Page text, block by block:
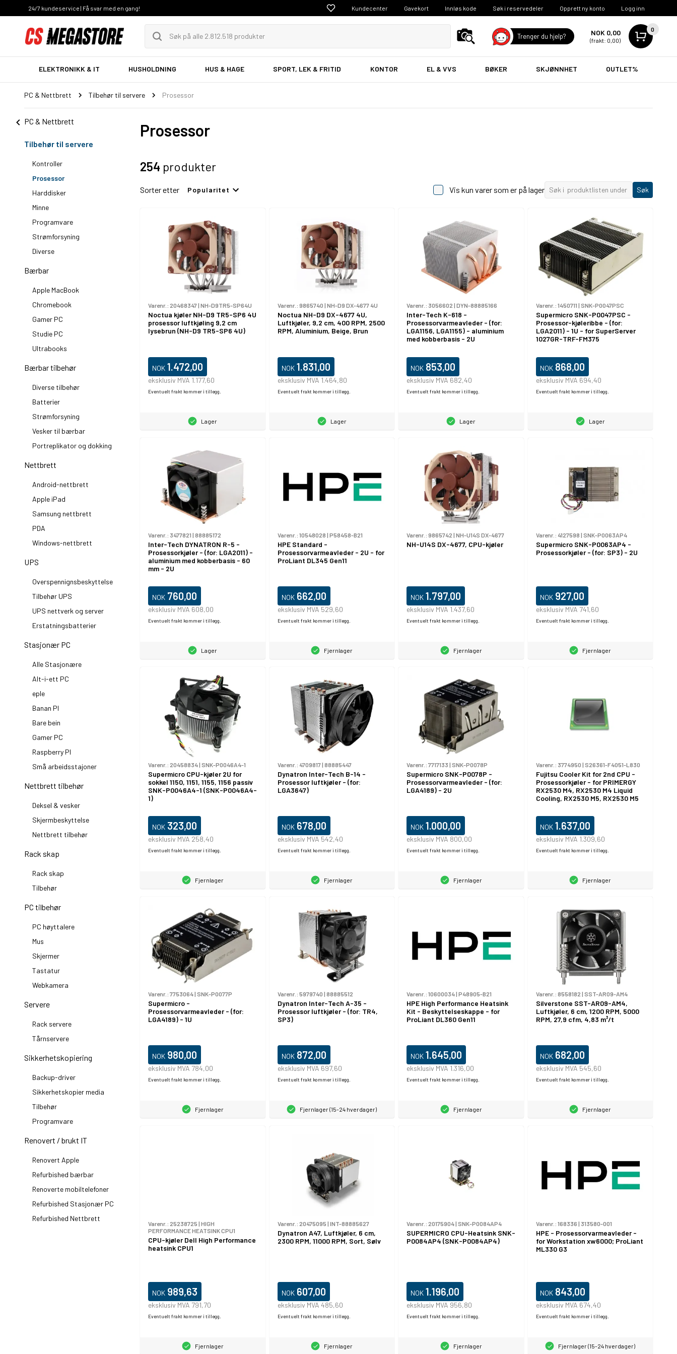
24/7 kundeservice | Få svar med en gang! Kundecenter Gavekort Innløs kode Søk i reservedeler Opprett ny konto Logg inn
Trenger du hjelp? NOK 0,00
(frakt: 0,00)
0
ELEKTRONIKK & IT HUSHOLDNING HUS & HAGE SPORT, LEK & FRITID KONTOR EL & VVS BØKER SKJØNNHET OUTLET%
PC & Nettbrett Tilbehør til servere Prosessor
PC & Nettbrett
Tilbehør til servere
Kontroller
Prosessor
Harddisker
Minne
Programvare
Strømforsyning
Diverse
Bærbar
Apple MacBook
Chromebook
Gamer PC
Studie PC
Ultrabooks
Bærbar tilbehør
Diverse tilbehør
Batterier
Strømforsyning
Vesker til bærbar
Portreplikator og dokking
Nettbrett
Android-nettbrett
Apple iPad
Samsung nettbrett
PDA
Windows-nettbrett
UPS
Overspennignsbeskyttelse
Tilbehør UPS
UPS nettverk og server
Erstatningsbatterier
Stasjonær PC
Alle Stasjonære
Alt-i-ett PC
eple
Banan PI
Bare bein
Gamer PC
Raspberry PI
Små arbeidsstajoner
Nettbrett tilbehør
Deksel & vesker
Skjermbeskyttelse
Nettbrett tilbehør
Rack skap
Rack skap
Tilbehør
PC tilbehør
PC høyttalere
Mus
Skjermer
Tastatur
Webkamera
Servere
Rack servere
Tårnservere
Sikkerhetskopiering
Backup-driver
Sikkerhetskopier media
Tilbehør
Programvare
Renovert / brukt IT
Renovert Apple
Refurbished bærbar
Renoverte mobiltelefoner
Refurbished Stasjonær PC
Refurbished Nettbrett
Prosessor
254 produkter
Sorter etter Popularitet Vis kun varer som er på lager Søk
Varenr.: 20468347| NH-D9TR5-SP64U
Noctua kjøler NH-D9 TR5-SP6 4U
prosessor luftkjøling 9,2 cm
lysebrun (NH-D9 TR5-SP6 4U)
NOK 1.472,00
eksklusiv MVA 1.177,60
Eventuelt frakt kommer i tillegg.
Lager
Varenr.: 9865740 | NH-D9 DX-4677 4U
Noctua NH-D9 DX-4677 4U,
Luftkjøler, 9,2 cm, 400 RPM, 2500
RPM, Aluminium, Beige, Brun
NOK 1.831,00
eksklusiv MVA 1.464,80
Eventuelt frakt kommer i tillegg.
Lager
Varenr.: 3056602 | DYN-88885166
Inter-Tech K-618 -
Prosessorvarmeavleder - (for:
LGA1156, LGA1155) - aluminium
med kobberbasis - 2U
NOK 853,00
eksklusiv MVA 682,40
Eventuelt frakt kommer i tillegg.
Lager
Varenr.: 1450711 | SNK-P0047PSC
Supermicro SNK-P0047PSC -
Prosessor-kjøleribbe - (for:
LGA2011) - 1U - for SuperServer
1027GR-TRF-FM375
NOK 868,00
eksklusiv MVA 694,40
Eventuelt frakt kommer i tillegg.
Lager
Varenr.: 3477821 | 88885172
Inter-Tech DYNATRON R-5 -
Prosessorkjøler - (for: LGA2011) -
aluminium med kobberbasis - 60
mm - 2U
NOK 760,00
eksklusiv MVA 608,00
Eventuelt frakt kommer i tillegg.
Lager
Varenr.: 10548028 | P58458-B21
HPE Standard -
Prosessorvarmeavleder - 2U - for
ProLiant DL345 Gen11
NOK 662,00
eksklusiv MVA 529,60
Eventuelt frakt kommer i tillegg.
Fjernlager
Varenr.: 9865742 | NH-U14S DX-4677
NH-U14S DX-4677, CPU-kjøler
NOK 1.797,00
eksklusiv MVA 1.437,60
Eventuelt frakt kommer i tillegg.
Fjernlager
Varenr.: 4127598 | SNK-P0063AP4
Supermicro SNK-P0063AP4 -
Prosessorkjøler - (for: SP3) - 2U
NOK 927,00
eksklusiv MVA 741,60
Eventuelt frakt kommer i tillegg.
Fjernlager
Varenr.: 20458834| SNK-P0046A4-1
Supermicro CPU-kjøler 2U for
sokkel 1150, 1151, 1155, 1156 passiv
SNK-P0046A4-1 (SNK-P0046A4-
1)
NOK 323,00
eksklusiv MVA 258,40
Eventuelt frakt kommer i tillegg.
Fjernlager
Varenr.: 4709817| 88885447
Dynatron Inter-Tech B-14 -
Prosessor luftkjøler - (for:
LGA3647)
NOK 678,00
eksklusiv MVA 542,40
Eventuelt frakt kommer i tillegg.
Fjernlager
Varenr.: 7717133 | SNK-P0078P
Supermicro SNK-P0078P -
Prosessorvarmeavleder - (for:
LGA4189) - 2U
NOK 1.000,00
eksklusiv MVA 800,00
Eventuelt frakt kommer i tillegg.
Fjernlager
Varenr.: 3774950 | S26361-F4051-L830
Fujitsu Cooler Kit for 2nd CPU -
Prosessorkjøler - for PRIMERGY
RX2530 M4, RX2530 M4 Liquid
Cooling, RX2530 M5, RX2530 M5
NOK 1.637,00
eksklusiv MVA 1.309,60
Eventuelt frakt kommer i tillegg.
Fjernlager
Varenr.: 7753064| SNK-P0077P
Supermicro -
Prosessorvarmeavleder - (for:
LGA4189) - 1U
NOK 980,00
eksklusiv MVA 784,00
Eventuelt frakt kommer i tillegg.
Fjernlager
Varenr.: 5979740 | 88885512
Dynatron Inter-Tech A-35 -
Prosessor luftkjøler - (for: TR4,
SP3)
NOK 872,00
eksklusiv MVA 697,60
Eventuelt frakt kommer i tillegg.
Fjernlager (15-24 hverdager)
Varenr.: 10600034| P48905-B21
HPE High Performance Heatsink
Kit - Beskyttelseskappe - for
ProLiant DL360 Gen11
NOK 1.645,00
eksklusiv MVA 1.316,00
Eventuelt frakt kommer i tillegg.
Fjernlager
Varenr.: 8558182 | SST-AR09-AM4
Silverstone SST-AR09-AM4,
Luftkjøler, 6 cm, 1200 RPM, 5000
RPM, 27,9 cfm, 4,83 m³/t
NOK 682,00
eksklusiv MVA 545,60
Eventuelt frakt kommer i tillegg.
Fjernlager
Varenr.: 25238725 | HIGH
PERFORMANCE HEATSINK CPU1
CPU-kjøler Dell High Performance
heatsink CPU1
NOK 989,63
eksklusiv MVA 791,70
Eventuelt frakt kommer i tillegg.
Fjernlager
Varenr.: 20475095 | INT-88885627
Dynatron A47, Luftkjøler, 6 cm,
2300 RPM, 11000 RPM, Sort, Sølv
NOK 607,00
eksklusiv MVA 485,60
Eventuelt frakt kommer i tillegg.
Fjernlager
Varenr.: 20175904| SNK-P0084AP4
SUPERMICRO CPU-Heatsink SNK-
P0084AP4 (SNK-P0084AP4)
NOK 1.196,00
eksklusiv MVA 956,80
Eventuelt frakt kommer i tillegg.
Fjernlager
Varenr.: 168336 | 313580-001
HPE - Prosessorvarmeavleder -
for Workstation xw6000; ProLiant
ML330 G3
NOK 843,00
eksklusiv MVA 674,40
Eventuelt frakt kommer i tillegg.
Fjernlager (15-24 hverdager)